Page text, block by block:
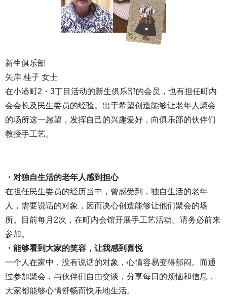
新生俱乐部
矢岸 桂子 女士
在小港町2・3丁目活动的新生俱乐部的会员，也有担任町内
会会长及民生委员的经验。出于希望创造能够让老年人聚会
的场所这一愿望，发挥自己的兴趣爱好，向俱乐部的伙伴们
教授手工艺。
・对独自生活的老年人感到担心
在担任民生委员的经历当中，曾感受到，独自生活的老年
人，需要说话的对象，因而决心创造能够让他们聚会的场
所。目前每月2次，在町内会馆开展手工艺活动。请务必前来
参加。
・能够看到大家的笑容，让我感到喜悦
一个人在家中，没有说话的对象，心情容易变得郁闷。而通
过参加聚会，与伙伴们自由交谈，分享每日的烦恼和信息，
大家都能够心情舒畅而快乐地生活。